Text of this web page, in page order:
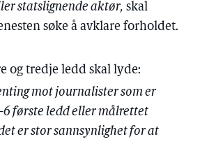
statslignende aktør, skal
søke å avklare forholdet.
og tredje ledd skal lyde:
mot journalister som er
første ledd eller målrettet
er stor sannsynlighet for at